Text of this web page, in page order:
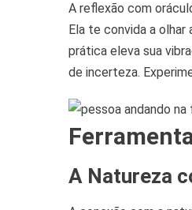
A reflexão com
Ela te convida a
prática eleva sua
de incerteza.
A Natureza